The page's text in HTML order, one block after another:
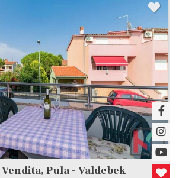
Vendita, Pula - Valdebek